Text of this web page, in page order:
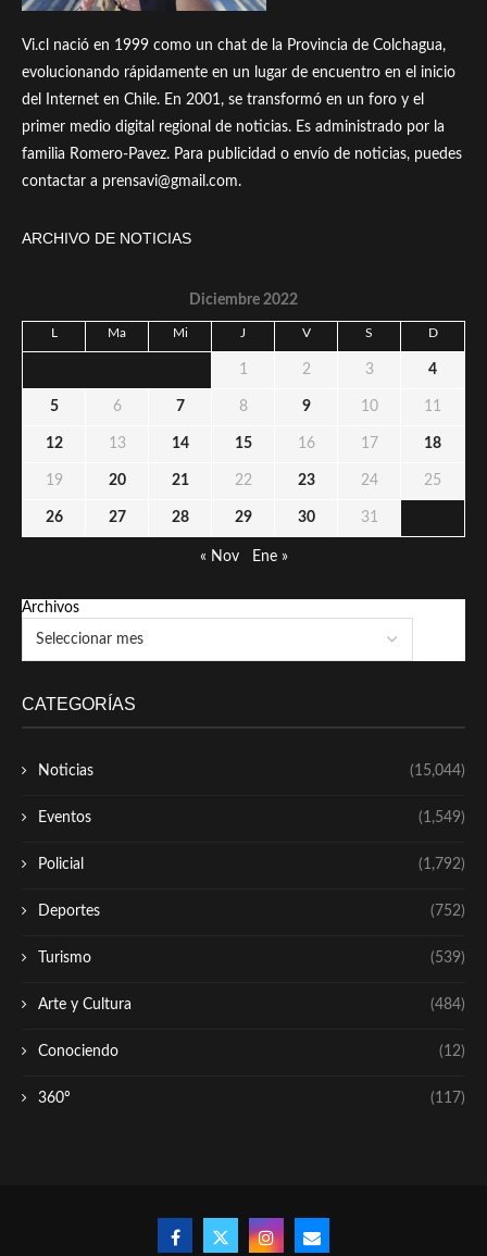
Vi.cl nació en 1999 como un chat de la Provincia de Colchagua,
evolucionando rápidamente en un lugar de encuentro en el inicio
del Internet en Chile. En 2001, se transformó en un foro y el
primer medio digital regional de noticias. Es administrado por la
familia Romero-Pavez. Para publicidad o envío de noticias, puedes
contactar a prensavi@gmail.com.
ARCHIVO DE NOTICIAS
Diciembre 2022
L Ma Mi J V S D
1 2 3 4
5 6 7 8 9 10 11
12 13 14 15 16 17 18
19 20 21 22 23 24 25
26 27 28 29 30 31
« Nov Ene »
Archivos
CATEGORÍAS
Noticias (15,044)
Eventos (1,549)
Policial (1,792)
Deportes (752)
Turismo (539)
Arte y Cultura (484)
Conociendo (12)
360º (117)